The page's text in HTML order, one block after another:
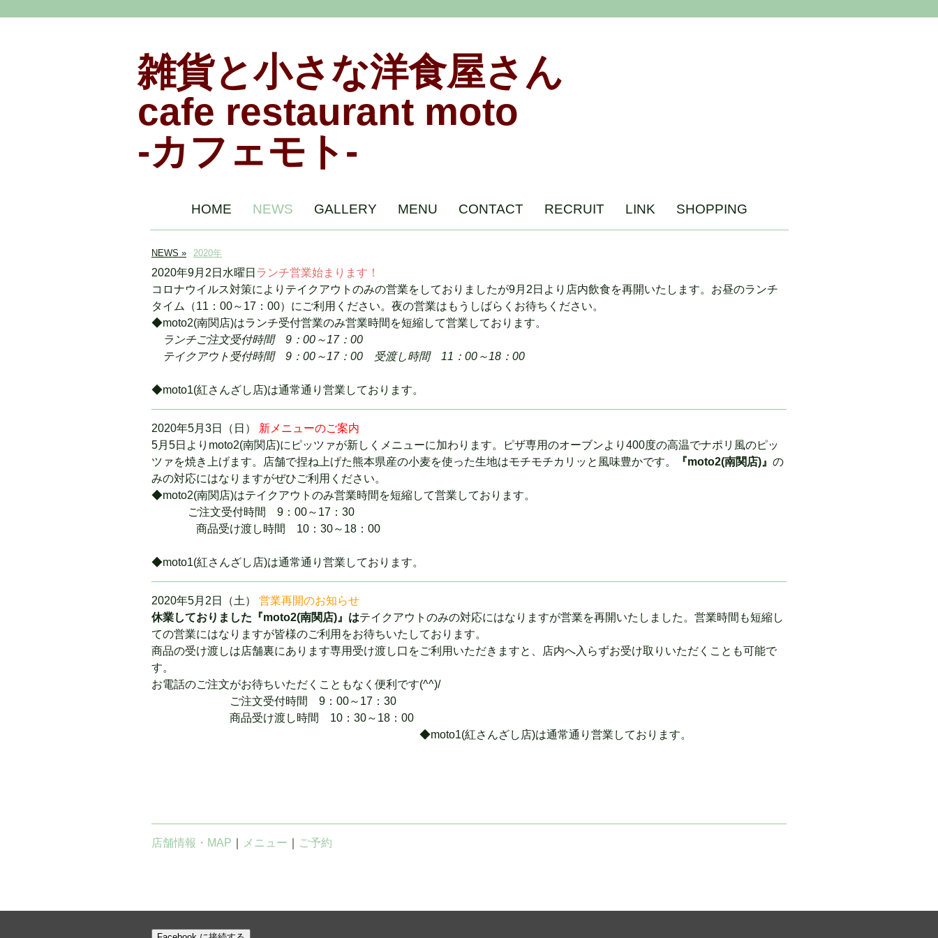
雑貨と小さな洋食屋さん
cafe restaurant moto
-カフェモト-
HOME NEWS GALLERY MENU CONTACT RECRUIT LINK SHOPPING
NEWS 2020年
2020年9月2日水曜日 ランチ営業始まります！
コロナウイルス対策によりテイクアウトのみの営業をしておりましたが9月2日より店内飲食を再開いたします。お昼のランチ
タイム（11：00～17：00）にご利用ください。夜の営業はもうしばらくお待ちください。
◆moto2(南関店)はランチ受付営業のみ営業時間を短縮して営業しております。
ランチご注文受付時間 9：00～17：00
テイクアウト受付時間 9：00～17：00
受渡し時間 11：00～18：00
◆moto1(紅さんざし店)は通常通り営業しております。
2020年5月3日（日） 新メニューのご案内
5月5日よりmoto2(南関店)にピッツァが新しくメニューに加わります。ピザ専用のオーブンより400度の高温でナポリ風のピッ
ツァを焼き上げます。店舗で捏ね上げた熊本県産の小麦を使った生地はモチモチカリッと風味豊かです。
『moto2(南関店)』 の
みの対応にはなりますがぜひご利用ください。
◆moto2(南関店)はテイクアウトのみ営業時間を短縮して営業しております。
ご注文受付時間 9：00～17：30
商品受け渡し時間 10：30～18：00
◆moto1(紅さんざし店)は通常通り営業しております。
2020年5月2日（土） 営業再開のお知らせ
休業しておりました『moto2(南関店)』はテイクアウトのみの対応にはなりますが営業を再開いたしました。営業時間も短縮し
ての営業にはなりますが皆様のご利用をお待ちいたしております。
商品の受け渡しは店舗裏にあります専用受け渡し口をご利用いただきますと、店内へ入らずお受け取りいただくことも可能で
す。
お電話のご注文がお待ちいただくこともなく便利です(^^)/
ご注文受付時間 9：00～17：30
商品受け渡し時間 10：30～18：00
◆moto1(紅さんざし店)は通常通り営業しております。
店舗情報・MAP メニュー ご予約